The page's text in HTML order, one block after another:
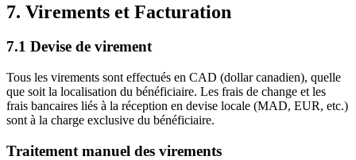
7. Virements et Facturation
7.1 Devise de virement
Tous les virements sont effectués en CAD (dollar canadien), quelle
que soit la localisation du bénéficiaire. Les frais de change et les
frais bancaires liés à la réception en devise locale (MAD, EUR, etc.)
sont à la charge exclusive du bénéficiaire.
Traitement manuel des virements